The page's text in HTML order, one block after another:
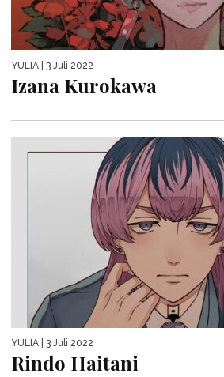
YULIA | 3 Juli 2022
Izana Kurokawa
YULIA | 3 Juli 2022
Rindo Haitani